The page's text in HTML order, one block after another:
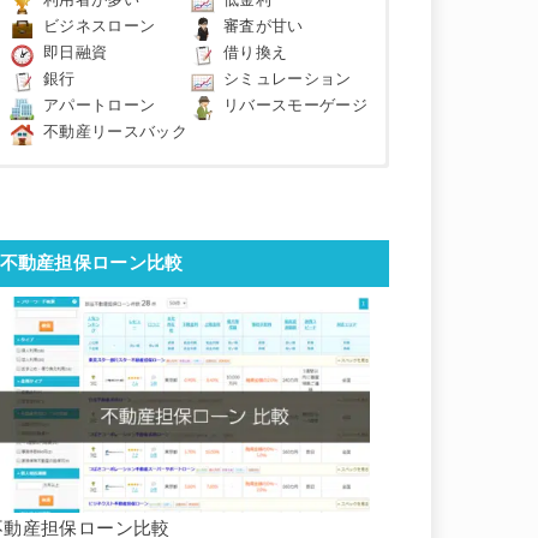
ビジネスローン
審査が甘い
即日融資
借り換え
銀行
シミュレーション
アパートローン
リバースモーゲージ
不動産リースバック
不動産担保ローン比較
動産担保ローン比較